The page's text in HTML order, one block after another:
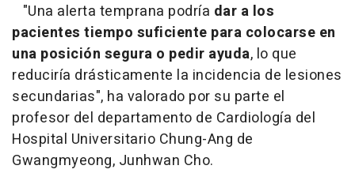
"Una alerta temprana podría dar a los
pacientes tiempo suficiente para colocarse en
una posición segura o pedir ayuda, lo que
reduciría drásticamente la incidencia de lesiones
secundarias", ha valorado por su parte el
profesor del departamento de Cardiología del
Hospital Universitario Chung-Ang de
Gwangmyeong, Junhwan Cho.